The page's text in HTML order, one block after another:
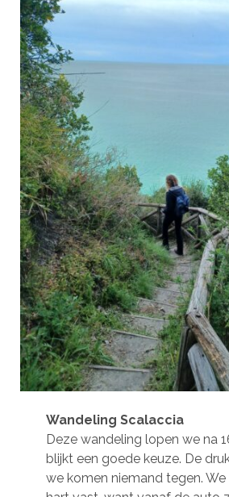
Wandeling Scalaccia
Deze wandeling lopen we na
blijkt een goede keuze. De
we komen niemand tegen.